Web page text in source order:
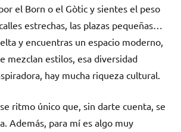
el Born o el Gòtic y sientes el peso
estrechas, las plazas pequeñas…
y encuentras un espacio moderno,
mezclan estilos, esa diversidad
hay mucha riqueza cultural.
ritmo único que, sin darte cuenta, se
Además, para mí es algo muy